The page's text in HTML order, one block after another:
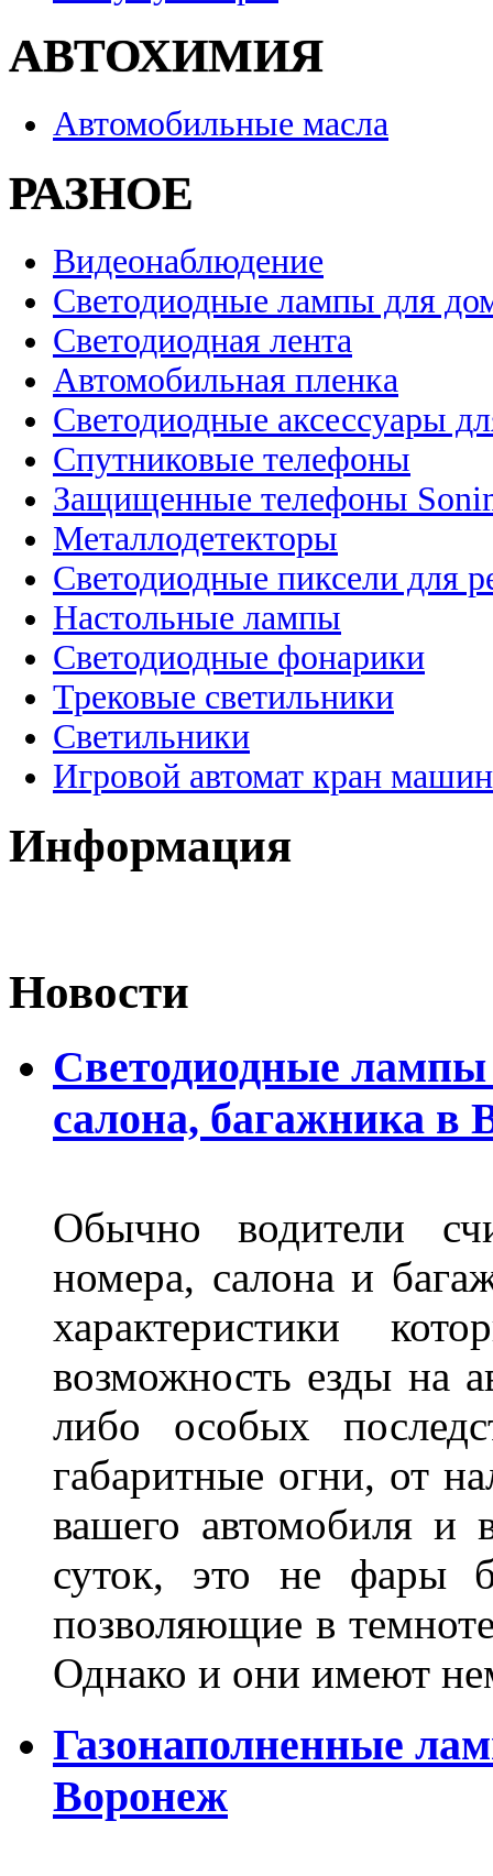
АВТОХИМИЯ
Автомобильные масла
РАЗНОЕ
Видеонаблюдение
Светодиодные лампы для
Светодиодная лента
Автомобильная пленка
Светодиодные аксессуары
Спутниковые телефоны
Защищенные телефоны
Металлодетекторы
Светодиодные пиксели для
Настольные лампы
Светодиодные фонарики
Трековые светильники
Светильники
Игровой автомат кран
Информация
Новости
Светодиодные лампы
салона, багажника в
Обычно водители
номера, салона и
характеристики
возможность езды на
либо особых
габаритные огни, от
вашего автомобиля и
суток, это не фары
позволяющие в
Однако и они имеют
Газонаполненные
Воронеж